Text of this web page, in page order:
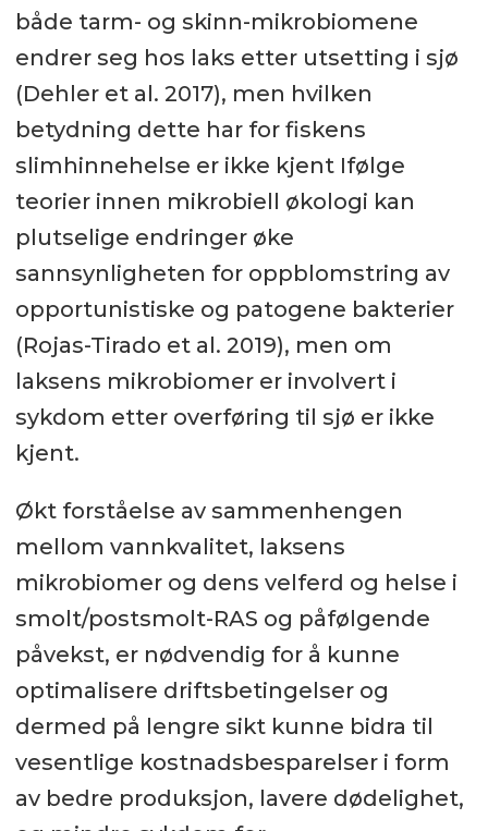
både tarm- og skinn-mikrobiomene
endrer seg hos laks etter utsetting i sjø
(Dehler et al. 2017), men hvilken
betydning dette har for fiskens
slimhinnehelse er ikke kjent Ifølge
teorier innen mikrobiell økologi kan
plutselige endringer øke
sannsynligheten for oppblomstring av
opportunistiske og patogene bakterier
(Rojas-Tirado et al. 2019), men om
laksens mikrobiomer er involvert i
sykdom etter overføring til sjø er ikke
kjent.
Økt forståelse av sammenhengen
mellom vannkvalitet, laksens
mikrobiomer og dens velferd og helse i
smolt/postsmolt-RAS og påfølgende
påvekst, er nødvendig for å kunne
optimalisere driftsbetingelser og
dermed på lengre sikt kunne bidra til
vesentlige kostnadsbesparelser i form
av bedre produksjon, lavere dødelighet,